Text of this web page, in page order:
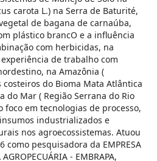
carota L.) na Serra de Baturité,
de bagana de carnaúba,
plástico brancO e a influência
com herbicidas, na
de trabalho com
na Amazônia (
do Bioma Mata Atlântica
do Mar ( Região Serrana do Rio
foco em tecnologias de processo,
industrializados e
nos agroecossistemas. Atuou
como pesquisadora da EMPRESA
- EMBRAPA,